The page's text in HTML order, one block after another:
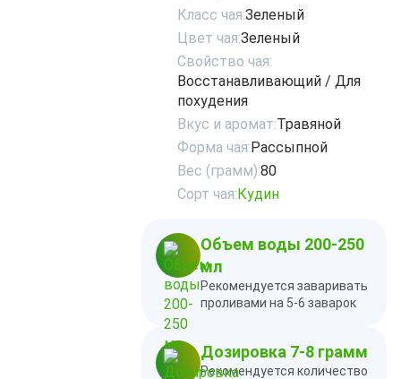
Класс чая:Зеленый
Цвет чая:Зеленый
Свойство чая:
Восстанавливающий / Для
похудения
Вкус и аромат:Травяной
Форма чая:Рассыпной
Вес (грамм):80
Сорт чая:Кудин
Объем воды 200-250
мл
Рекомендуется заваривать
проливами на 5-6 заварок
Дозировка 7-8 грамм
Рекомендуется количество